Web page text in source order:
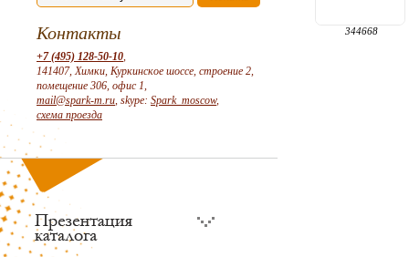
Контакты
+7 (495) 128-50-10,
141407, Химки, Куркинское шоссе, строение 2,
помещение 306, офис 1,
mail@spark-m.ru, skype: Spark_moscow,
схема проезда
344668